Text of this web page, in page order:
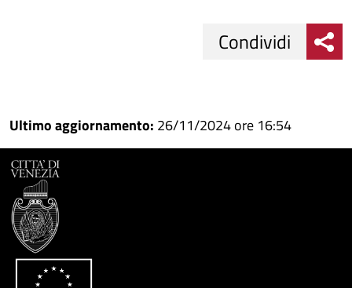
su
Facebook
Condividi
su
Condividi
Condividi
Ultimo aggiornamento: 26/11/2024 ore 16:54